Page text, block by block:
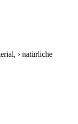
› natürliche